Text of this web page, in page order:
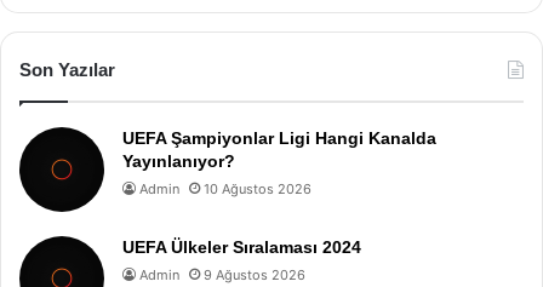
Son Yazılar
UEFA Şampiyonlar Ligi Hangi Kanalda
Yayınlanıyor?
Admin 10 Ağustos 2026
UEFA Ülkeler Sıralaması 2024
Admin 9 Ağustos 2026